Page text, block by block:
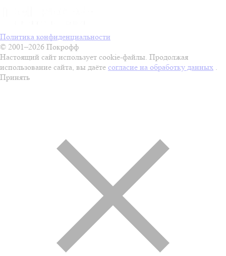
Политика конфиденциальности
© 2001–2026 Покрофф
Настоящий сайт использует cookie-файлы. Продолжая
использование сайта, вы даёте согласие на обработку данных .
Принять